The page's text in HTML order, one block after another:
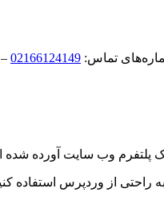
تماس: 02166124149
–
پلتفرم وب سایت آورده
از وردپرس استفاده